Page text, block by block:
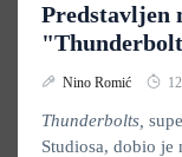
Predstavljen
Nino Romić
Thunderbolts,
Studiosa, dobio je